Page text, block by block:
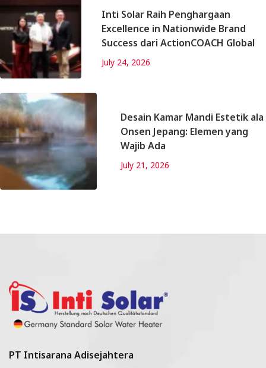
Inti Solar Raih Penghargaan
Excellence in Nationwide Brand
Success dari ActionCOACH Global
July 24, 2026
Desain Kamar Mandi Estetik ala
Onsen Jepang: Elemen yang
Wajib Ada
July 21, 2026
PT Intisarana Adisejahtera